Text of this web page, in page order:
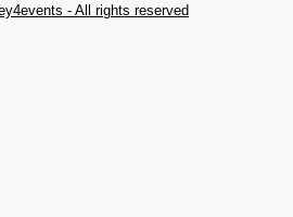
- All rights reserved